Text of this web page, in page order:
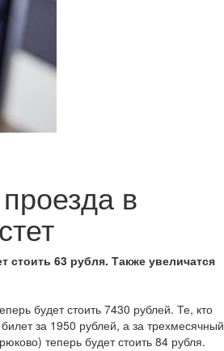
в
стоить 63 рубля. Также увеличатся
будет стоить 7430 рублей. Те, кто
за 1950 рублей, а за трехмесячный
теперь будет стоить 84 рубля.